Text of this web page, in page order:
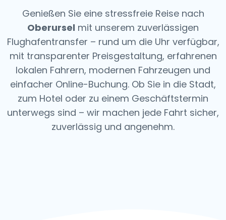
Genießen Sie eine stressfreie Reise nach
Oberursel mit unserem zuverlässigen
Flughafentransfer – rund um die Uhr verfügbar,
mit transparenter Preisgestaltung, erfahrenen
lokalen Fahrern, modernen Fahrzeugen und
einfacher Online-Buchung. Ob Sie in die Stadt,
zum Hotel oder zu einem Geschäftstermin
unterwegs sind – wir machen jede Fahrt sicher,
zuverlässig und angenehm.